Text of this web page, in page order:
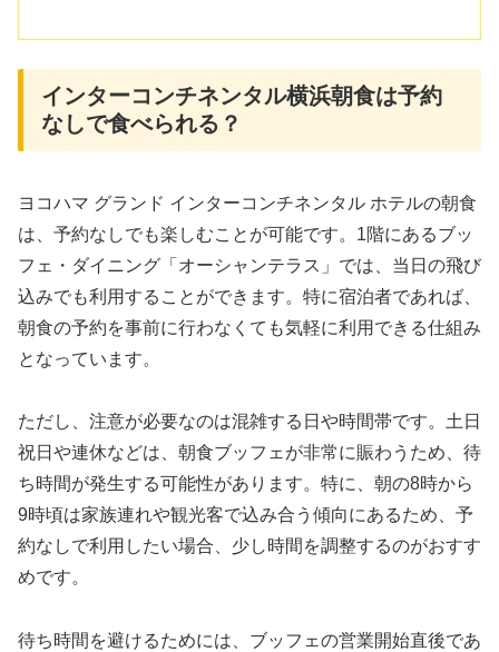
インターコンチネンタル横浜朝食は予約
なしで食べられる？
ヨコハマ グランド インターコンチネンタル ホテルの朝食
は、予約なしでも楽しむことが可能です。1階にあるブッ
フェ・ダイニング「オーシャンテラス」では、当日の飛び
込みでも利用することができます。特に宿泊者であれば、
朝食の予約を事前に行わなくても気軽に利用できる仕組み
となっています。
ただし、注意が必要なのは混雑する日や時間帯です。土日
祝日や連休などは、朝食ブッフェが非常に賑わうため、待
ち時間が発生する可能性があります。特に、朝の8時から
9時頃は家族連れや観光客で込み合う傾向にあるため、予
約なしで利用したい場合、少し時間を調整するのがおすす
めです。
待ち時間を避けるためには、ブッフェの営業開始直後であ